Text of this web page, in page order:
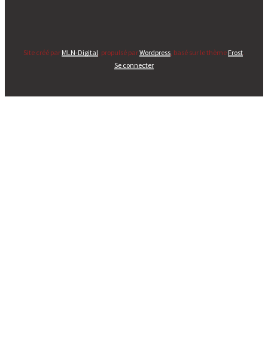
Site créé par MLN-Digital , propulsé parWordpress , basé sur le thème Frost.
Se connecter